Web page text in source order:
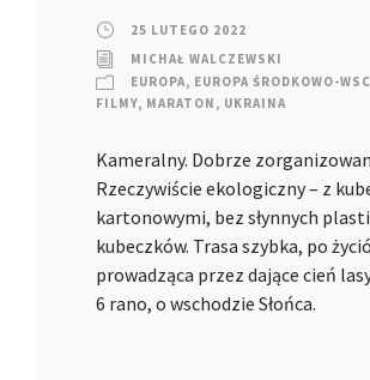
25 LUTEGO 2022
MICHAŁ WALCZEWSKI
EUROPA, EUROPA ŚRODKOWO-
FILMY, MARATON , UKRAINA
Kameralny. Dobrze
Rzeczywiście ekologiczny – z
kartonowymi, bez słynnych
kubeczków. Trasa szybka, po
prowadząca przez dające cień
6 rano, o wschodzie Słońca.